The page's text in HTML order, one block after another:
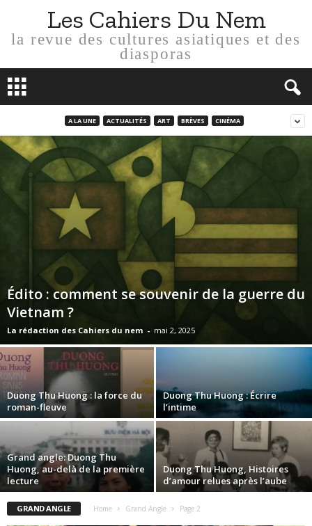
Les Cahiers Du Nem
la revue des cultures asiatiques et des
diasporas
A LA UNE ACTUALITÉS ART BRÈVES CINÉMA
Édito : comment se souvenir de la guerre du
Vietnam ?
La rédaction des Cahiers du nem - mai 2, 2025
Duong Thu Huong : la force du
roman-fleuve
Duong Thu Huong : Écrire
l’intime
Grand angle: Duong Thu
Huong, au-delà de la première
lecture
Duong Thu Huong, Histoires
d’amour relues après l’aube
GRAND ANGLE Home Grand Angle Page 2